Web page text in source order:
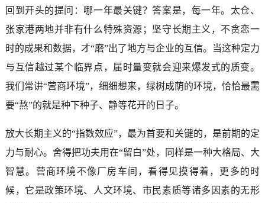
回到开头的提问：哪一年最关键？答案是，每一年。太仓、
张家港两地并非有什么特殊资源；坚守长期主义，不贪恋一
时的成果和数据，才“磨”出了地方与企业的互信。当这种定力
与互信越过某个临界点，届时量变就会迎来爆发式的质变。
我们常讲“营商环境”，细细想来，绿树成荫的环境，恰恰最需
要“熬”的就是种下种子、静等花开的日子。
放大长期主义的“指数效应”，最为首要和关键的，是前期的定
力与耐心。舍得把功夫用在“留白”处，同样是一种大格局、大
智慧。营商环境不像厂房车间，看得见摸得着，更多的时
候，它是政策环境、人文环境、市民素质等诸多因素的无形